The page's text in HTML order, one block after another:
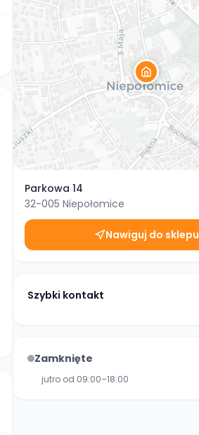
Parkowa 14
32-005 Niepołomice
Nawiguj do sklepu
Szybki kontakt
Zamknięte
jutro od 09:00–18:00